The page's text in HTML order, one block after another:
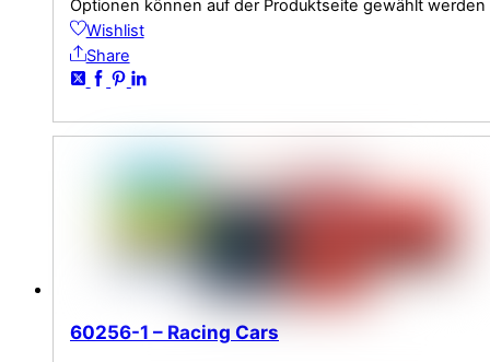
Optionen können auf der Produktseite gewählt werden
Wishlist
Share
60256-1 – Racing Cars